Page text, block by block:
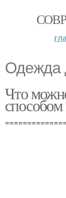
Одежда
Что